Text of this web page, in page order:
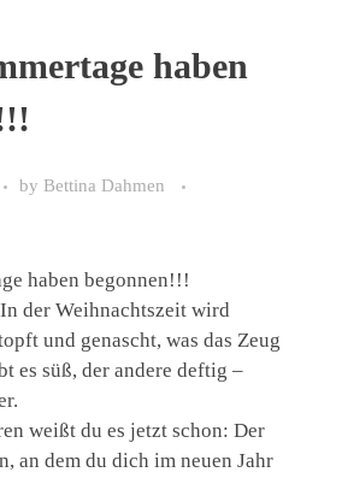
haben
by Bettina Dahmen
haben begonnen!!!
der Weihnachtszeit wird
und genascht, was das Zeug
es süß, der andere deftig –
weißt du es jetzt schon: Der
an dem du dich im neuen Jahr